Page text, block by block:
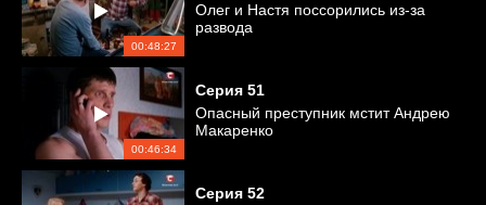
00:48:27
Олег и Настя поссорились из-за
развода
00:46:34
Серия 51
Опасный преступник мстит Андрею
Макаренко
Серия 52